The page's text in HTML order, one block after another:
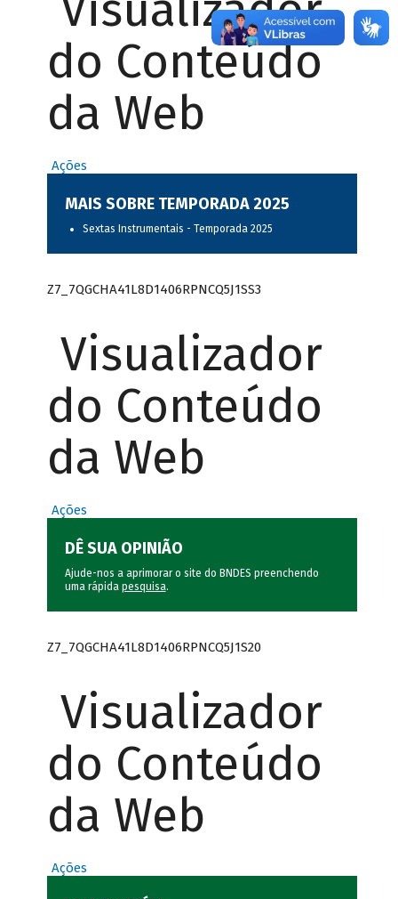
do Conteúdo
da Web
Ações
MAIS SOBRE TEMPORADA 2025
Sextas Instrumentais - Temporada 2025
Z7_7QGCHA41L8D1406RPNCQ5J1SS3
Visualizador
do Conteúdo
da Web
Ações
DÊ SUA OPINIÃO
Ajude-nos a aprimorar o site do BNDES preenchendo
uma rápida pesquisa.
Z7_7QGCHA41L8D1406RPNCQ5J1S20
Visualizador
do Conteúdo
da Web
Ações